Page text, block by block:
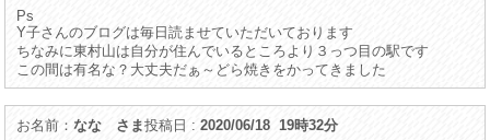
Ps
Y子さんのブログは毎日読ませていただいております
ちなみに東村山は自分が住んでいるところより３っつ目の駅です
この間は有名な？大丈夫だぁ～どら焼きをかってきました
お名前：なな さま投稿日 :2020/06/18 19時32分